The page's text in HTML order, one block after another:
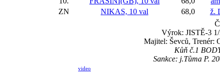
ZN
NIKAS, 10 val 68,0
ž.
Výrok: JISTĚ-3
Majitel: Ševců, Trenér:
Kůň č.1
Sankce: j.Tůma P.
video